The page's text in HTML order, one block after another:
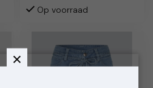
Op voorraad